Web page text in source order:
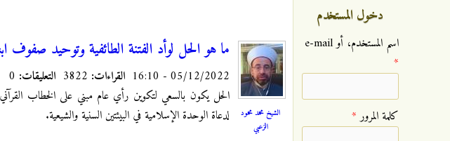
الشيخ محمد محمود
الزعبي
ما هو الحل لوأد الفتنة الطائفية وتوحيد صفوف
05/12/2022 - 16:10 القراءات: التعليقات:
الحل يكون بالسعي لتكوين رأي عام مبني على الخطاب القرآني
لدعاة الوحدة الإسلامية في البيئتين السنية والشيعية.
دخول المستخدم
‏اسم المستخدم، أو e-mail
*
‏كلمة المرور ‏*